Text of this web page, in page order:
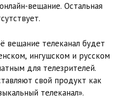
вещание. Остальная
вещание телеканал будет
ингушском и русском
для телезрителей.
свой продукт как
телеканал».